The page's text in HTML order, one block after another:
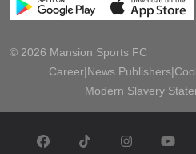
© 2026 Mansion Sports FC
Career|News Publishers|
Modern Slavery